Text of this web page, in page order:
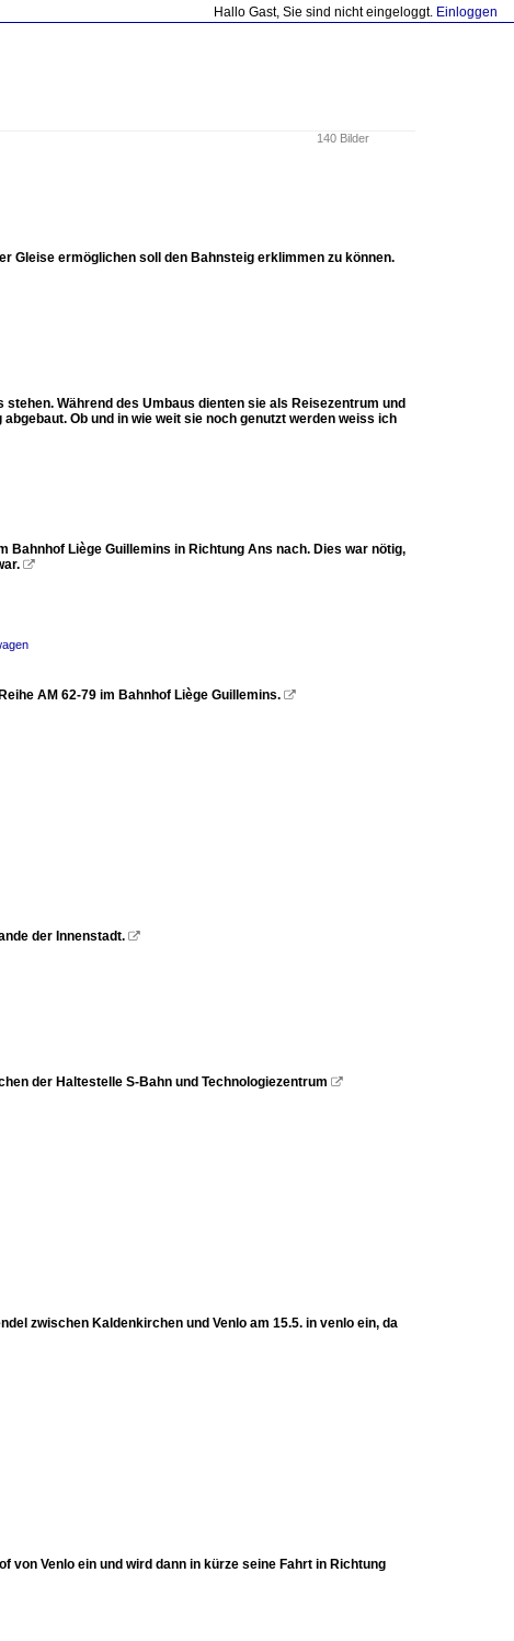
Hallo Gast, Sie sind nicht eingeloggt. Einloggen
140 Bilder
Gleise ermöglichen soll den Bahnsteig erklimmen zu können.
Während des Umbaus dienten sie als Reisezentrum und
Ob und in wie weit sie noch genutzt werden weiss ich
Bahnhof Liège Guillemins in Richtung Ans nach. Dies war nötig,

AM 62-79 im Bahnhof Liège Guillemins. 
der Innenstadt. 
der Haltestelle S-Bahn und Technologiezentrum 
zwischen Kaldenkirchen und Venlo am 15.5. in venlo ein, da
von Venlo ein und wird dann in kürze seine Fahrt in Richtung